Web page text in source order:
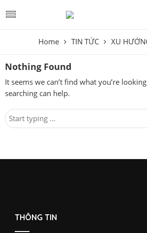
Home TIN TỨC XU
Nothing Found
It seems we can’t find what you’re
searching can help.
THÔNG TIN